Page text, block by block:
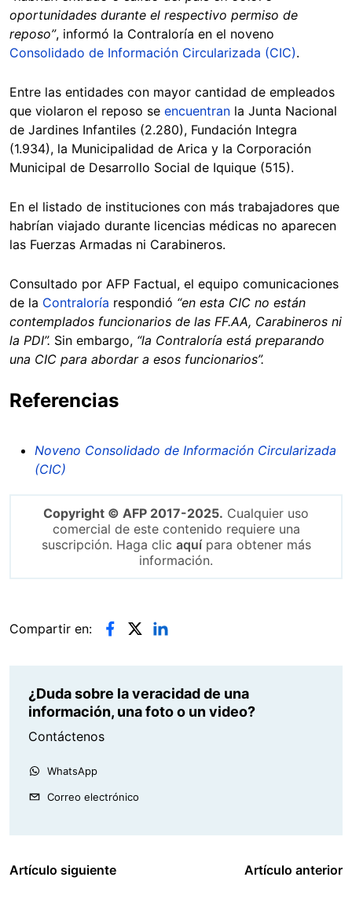
oportunidades durante el respectivo permiso de
reposo”, informó la Contraloría en el noveno
Consolidado de Información Circularizada (CIC).
Entre las entidades con mayor cantidad de empleados
que violaron el reposo se encuentran la Junta Nacional
de Jardines Infantiles (2.280), Fundación Integra
(1.934), la Municipalidad de Arica y la Corporación
Municipal de Desarrollo Social de Iquique (515).
En el listado de instituciones con más trabajadores que
habrían viajado durante licencias médicas no aparecen
las Fuerzas Armadas ni Carabineros.
Consultado por AFP Factual, el equipo comunicaciones
de la Contraloría respondió “en esta CIC no están
contemplados funcionarios de las FF.AA, Carabineros ni
la PDI”. Sin embargo, “la Contraloría está preparando
una CIC para abordar a esos funcionarios”.
Referencias
Noveno Consolidado de Información Circularizada
(CIC)
Copyright © AFP 2017-2025. Cualquier uso
comercial de este contenido requiere una
suscripción. Haga clic aquípara obtener más
información.
Compartir en:
¿Duda sobre la veracidad de una
información, una foto o un video?
Contáctenos
WhatsApp
Correo electrónico
Artículo siguiente Artículo anterior